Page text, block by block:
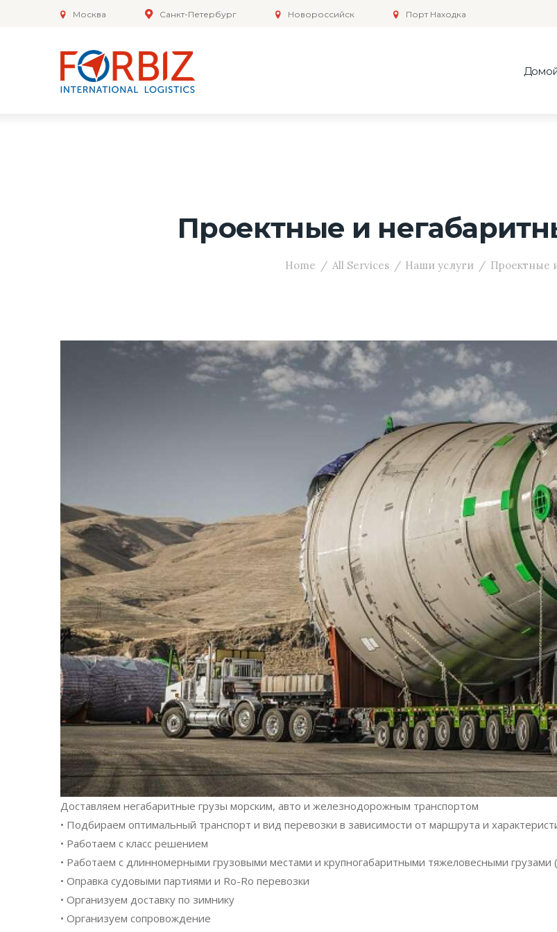
Москва Санкт-Петербург Новороссийск Порт Находка
Проектные и
Home All Services Наши услуги Проектные
Доставляем негабаритные грузы морским, авто и железнодорожным транспортом
• Подбираем оптимальный транспорт и вид перевозки в зависимости от маршрута и
• Работаем с класс решением
• Работаем с длинномерными грузовыми местами и крупногабаритными тяжеловесными грузами
• Оправка судовыми партиями и Ro-Ro перевозки
• Организуем доставку по зимнику
• Организуем сопровождение